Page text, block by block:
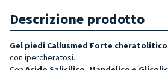
Descrizione prodotto
Gel piedi Callusmed Forte
con ipercheratosi.